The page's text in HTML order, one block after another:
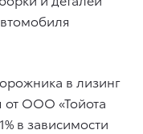
в лизинг
от ООО «Тойота
в зависимости